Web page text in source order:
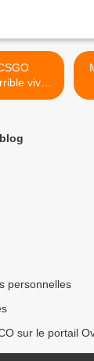
vive
personnelles
sur le portail